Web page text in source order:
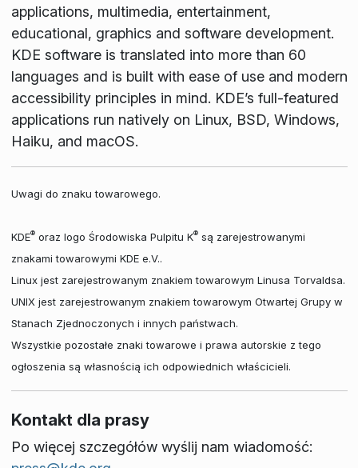
applications, multimedia, entertainment,
educational, graphics and software development.
KDE software is translated into more than 60
languages and is built with ease of use and modern
accessibility principles in mind. KDE’s full-featured
applications run natively on Linux, BSD, Windows,
Haiku, and macOS.
Uwagi do znaku towarowego.
KDE®oraz logo Środowiska Pulpitu K®są zarejestrowanymi
znakami towarowymi KDE e.V..
Linux jest zarejestrowanym znakiem towarowym Linusa Torvaldsa.
UNIX jest zarejestrowanym znakiem towarowym Otwartej Grupy w
Stanach Zjednoczonych i innych państwach.
Wszystkie pozostałe znaki towarowe i prawa autorskie z tego
ogłoszenia są własnością ich odpowiednich właścicieli.
Kontakt dla prasy
Po więcej szczegółów wyślij nam wiadomość: